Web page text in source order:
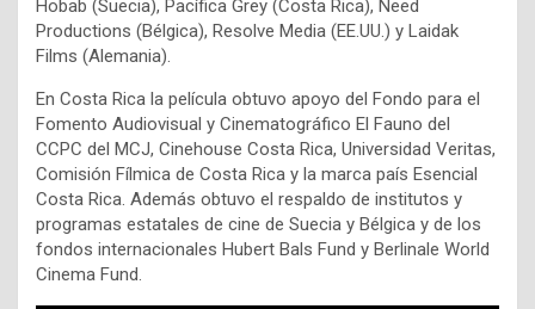
Hobab (Suecia), Pacífica Grey (Costa Rica), Need
Productions (Bélgica), Resolve Media (EE.UU.) y Laidak
Films (Alemania).
En Costa Rica la película obtuvo apoyo del Fondo para el
Fomento Audiovisual y Cinematográfico El Fauno del
CCPC del MCJ, Cinehouse Costa Rica, Universidad Veritas,
Comisión Fílmica de Costa Rica y la marca país Esencial
Costa Rica. Además obtuvo el respaldo de institutos y
programas estatales de cine de Suecia y Bélgica y de los
fondos internacionales Hubert Bals Fund y Berlinale World
Cinema Fund.